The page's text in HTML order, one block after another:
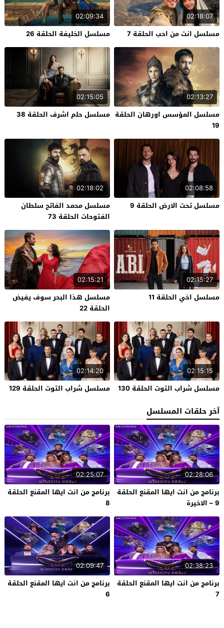
02:18:07
مسلسل انت من احب الحلقة 7
02:09:34
مسلسل الخليفة الحلقة 26
02:13:27
مسلسل المؤسس اورهان الحلقة
19
02:15:05
مسلسل حلم اشرف الحلقة 38
02:08:58
مسلسل تحت الارض الحلقة 9
02:18:02
مسلسل محمد الفاتح سلطان
الفتوحات الحلقة 73
02:15:27
مسلسل اخي الحلقة 11
02:15:21
مسلسل هذا البحر سوف يفيض
الحلقة 22
02:15:15
مسلسل شراب التوت الحلقة 130
02:14:20
مسلسل شراب التوت الحلقة 129
آخر حلقات المسلسل
02:28:06
برنامج من انت ايها المقنع الحلقة
9 – الاخيرة
02:25:07
برنامج من انت ايها المقنع الحلقة
8
02:38:23
برنامج من انت ايها المقنع الحلقة
7
02:09:47
برنامج من انت ايها المقنع الحلقة
6